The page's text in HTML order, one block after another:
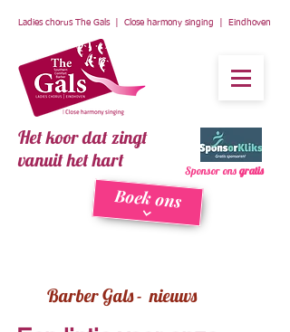
Ladies chorus The Gals | Close harmony singing | Eindhoven
Het koor dat zingt
vanuit het hart
Sponsor ons gratis
Boek ons
Barber Gals - nieuws